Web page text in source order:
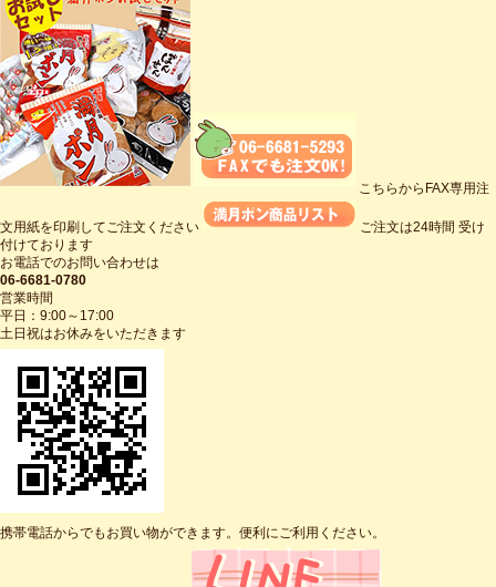
こちらからFAX専用注
文用紙を印刷してご注文ください
ご注文は24時間 受け
付けております
お電話でのお問い合わせは
06-6681-0780
営業時間
平日：9:00～17:00
土日祝はお休みをいただきます
携帯電話からでもお買い物ができます。便利にご利用ください。